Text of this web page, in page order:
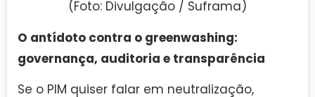
(Foto: Divulgação / Suframa)
O antídoto contra o greenwashing:
governança, auditoria e transparência
Se o PIM quiser falar em neutralização,